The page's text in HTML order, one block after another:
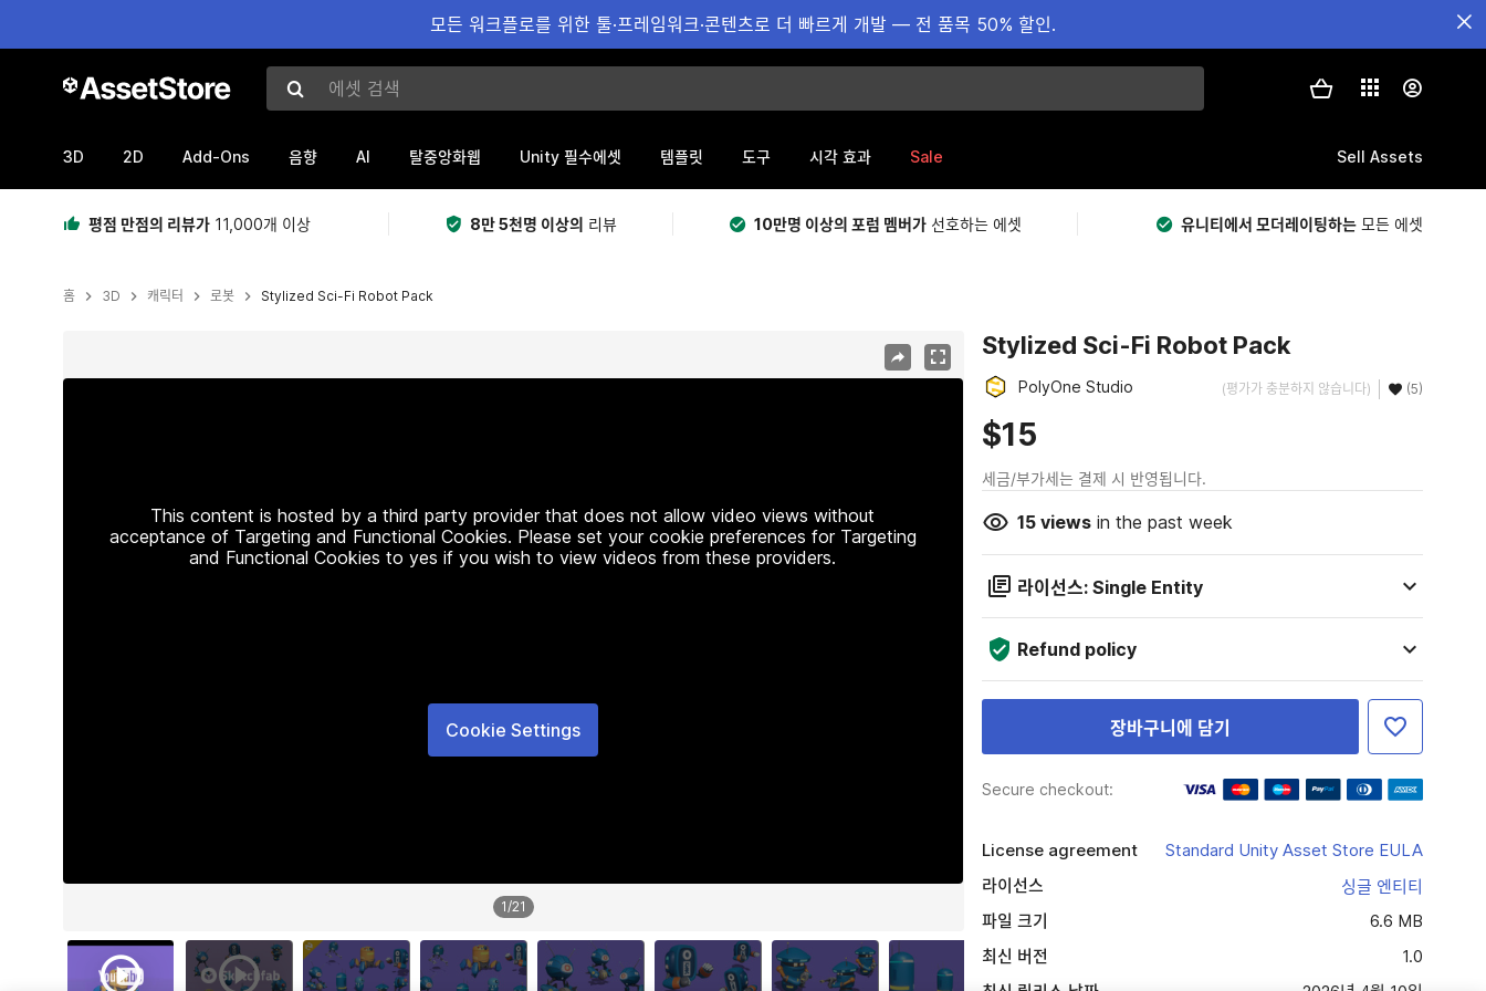
모든 워크플로를 위한 툴·프레임워크·콘텐츠로 더 빠르게 개발 — 전 품목 50% 할인.
에셋 검색
3D 2D Add-Ons 음향 AI 탈중앙화웹 Unity 필수에셋 템플릿 도구 시각 효과 Sale Sell Assets
평점 만점의 리뷰가 11,000개 이상 8만 5천명 이상의 리뷰 10만명 이상의 포럼 멤버가 선호하는 에셋 유니티에서 모더레이팅하는 모든 에셋
홈 3D 캐릭터 로봇 Stylized Sci-Fi Robot Pack
This content is hosted by a third party provider that does not allow video views without
acceptance of Targeting and Functional Cookies. Please set your cookie preferences for Targeting
and Functional Cookies to yes if you wish to view videos from these providers.
Cookie Settings
1/21
Stylized Sci-Fi Robot Pack
PolyOne Studio (평가가 충분하지 않습니다) (5)
$15
세금/부가세는 결제 시 반영됩니다.
15viewsin the past week
라이선스: Single Entity
Refund policy
장바구니에 담기
Secure checkout:
License agreement
Standard Unity Asset Store EULA
라이선스
싱글 엔티티
파일 크기
6.6 MB
최신 버전
1.0